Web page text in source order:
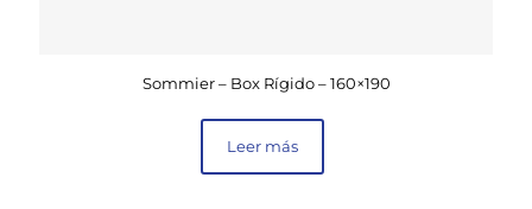
Sommier – Box Rígido – 160×190
Leer más